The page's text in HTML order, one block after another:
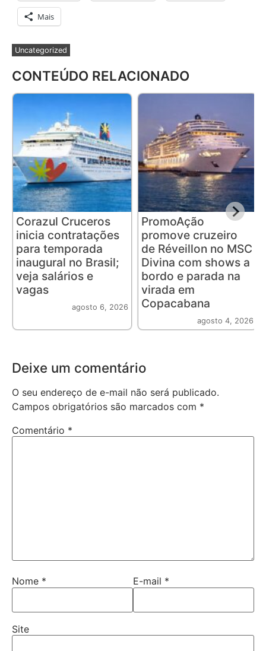
Mais
Uncategorized
CONTEÚDO RELACIONADO
Corazul Cruceros
inicia contratações
para temporada
inaugural no Brasil;
veja salários e
vagas
agosto 6, 2026
PromoAção
promove cruzeiro
de Réveillon no MSC
Divina com shows a
bordo e parada na
virada em
Copacabana
agosto 4, 2026
Deixe um comentário
O seu endereço de e-mail não será publicado.
Campos obrigatórios são marcados com *
Comentário *
Nome * E-mail *
Site